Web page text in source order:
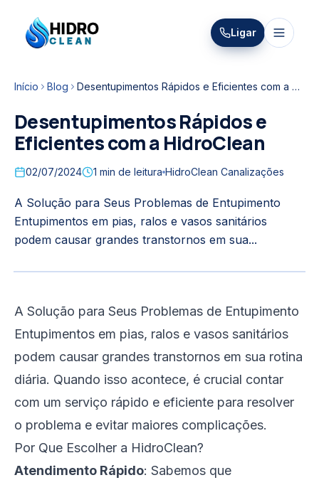
HIDRO
CLEAN
HidroClean Canalizações
Ligar
Início Blog Desentupimentos Rápidos e Eficientes com a HidroClean
Desentupimentos Rápidos e
Eficientes com a HidroClean
02/07/2024 1 min de leitura HidroClean Canalizações
A Solução para Seus Problemas de Entupimento
Entupimentos em pias, ralos e vasos sanitários
podem causar grandes transtornos em sua...
A Solução para Seus Problemas de Entupimento
Entupimentos em pias, ralos e vasos sanitários
podem causar grandes transtornos em sua rotina
diária. Quando isso acontece, é crucial contar
com um serviço rápido e eficiente para resolver
o problema e evitar maiores complicações.
Por Que Escolher a HidroClean?
Atendimento Rápido: Sabemos que